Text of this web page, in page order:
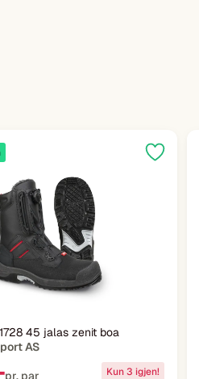
45 jalas zenit boa
AS
pr. par Kun 3 igjen!